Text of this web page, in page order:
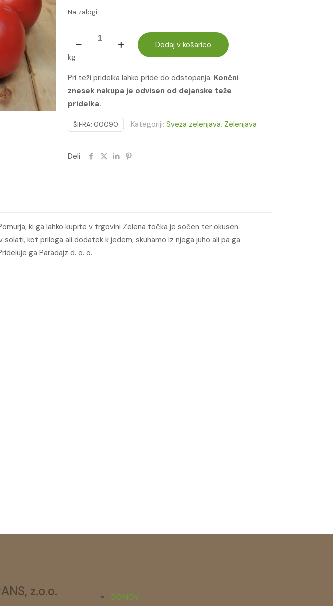
Na zalogi
PARADIŽNIK
-
količina
kg
Dodaj v košarico
Pri teži pridelka lahko pride do odstopanja. Končni
znesek nakupa je odvisen od dejanske teže
pridelka.
ŠIFRA: 00090 Kategoriji: Sveža zelenjava, Zelenjava
Deli
ki ga lahko kupite v trgovini Zelena točka je sočen ter okusen.
solati, kot priloga ali dodatek k jedem, skuhamo iz njega juho ali pa ga
ga Paradajz d. o. o.
z.o.o. DOMOV